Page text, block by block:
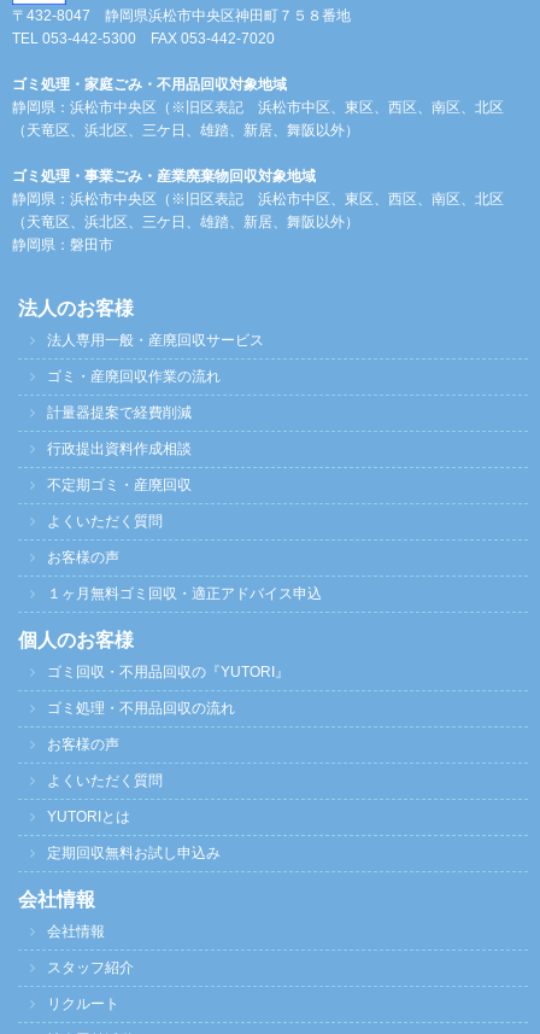
〒432-8047 静岡県浜松市中央区神田町７５８番地
TEL 053-442-5300 FAX 053-442-7020
ゴミ処理・家庭ごみ・不用品回収対象地域
静岡県：浜松市中央区（※旧区表記 浜松市中区、東区、西区、南区、北区
（天竜区、浜北区、三ケ日、雄踏、新居、舞阪以外）
ゴミ処理・事業ごみ・産業廃棄物回収対象地域
静岡県：浜松市中央区（※旧区表記 浜松市中区、東区、西区、南区、北区
（天竜区、浜北区、三ケ日、雄踏、新居、舞阪以外）
静岡県：磐田市
法人のお客様
法人専用一般・産廃回収サービス
ゴミ・産廃回収作業の流れ
計量器提案で経費削減
行政提出資料作成相談
不定期ゴミ・産廃回収
よくいただく質問
お客様の声
１ヶ月無料ゴミ回収・適正アドバイス申込
個人のお客様
ゴミ回収・不用品回収の『YUTORI』
ゴミ処理・不用品回収の流れ
お客様の声
よくいただく質問
YUTORIとは
定期回収無料お試し申込み
会社情報
会社情報
スタッフ紹介
リクルート